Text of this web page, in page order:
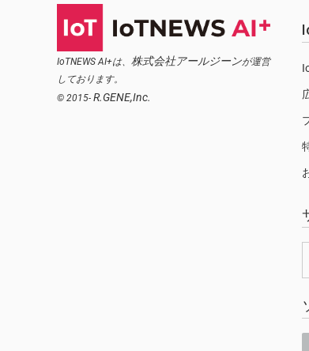
IoTNEWS AI+は、 株式会社アールジーンが運営
しております。
© 2015- R.GENE,Inc.